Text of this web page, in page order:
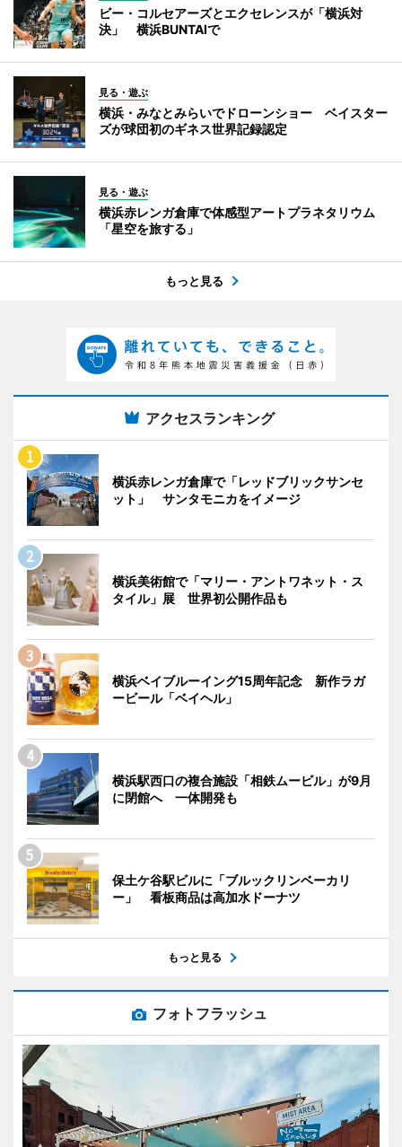
ビー・コルセアーズとエクセレンスが「横浜対
決」 横浜BUNTAIで
見る・遊ぶ
横浜・みなとみらいでドローンショー ベイスター
ズが球団初のギネス世界記録認定
見る・遊ぶ
横浜赤レンガ倉庫で体感型アートプラネタリウム
「星空を旅する」
もっと見る
アクセスランキング
横浜赤レンガ倉庫で「レッドブリックサンセ
ット」 サンタモニカをイメージ
横浜美術館で「マリー・アントワネット・ス
タイル」展 世界初公開作品も
横浜ベイブルーイング15周年記念 新作ラガ
ービール「ベイヘル」
横浜駅西口の複合施設「相鉄ムービル」が9月
に閉館へ 一体開発も
保土ケ谷駅ビルに「ブルックリンベーカリ
ー」 看板商品は高加水ドーナツ
もっと見る
フォトフラッシュ